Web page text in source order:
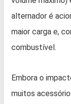
alternador é
maior carga e,
combustível.
Embora o
muitos